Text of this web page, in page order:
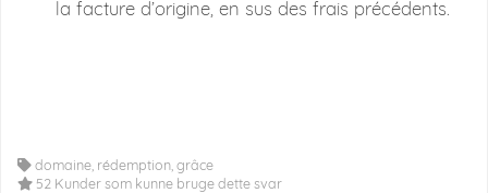
la facture d’origine, en sus des frais précédents.
domaine, rédemption, grâce
52 Kunder som kunne bruge dette svar